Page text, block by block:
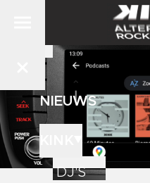
NIEUWS
DJ'S